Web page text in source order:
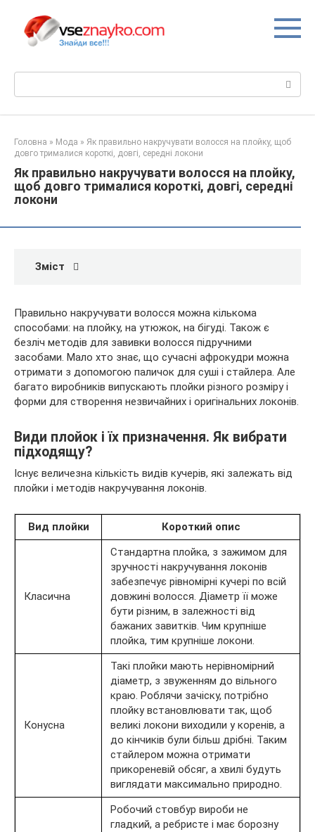
вмісту
Головна » Мода » Як правильно накручувати волосся на плойку, щоб
довго трималися короткі, довгі, середні локони
Як правильно накручувати волосся на плойку,
щоб довго трималися короткі, довгі, середні
локони
Зміст
Правильно накручувати волосся можна кількома
способами: на плойку, на утюжок, на бігуді. Також є
безліч методів для завивки волосся підручними
засобами. Мало хто знає, що сучасні афрокудри можна
отримати з допомогою паличок для суші і стайлера. Але
багато виробників випускають плойки різного розміру і
форми для створення незвичайних і оригінальних локонів.
Види плойок і їх призначення. Як вибрати
підходящу?
Існує величезна кількість видів кучерів, які залежать від
плойки і методів накручування локонів.
Вид плойки Короткий опис
Класична
Стандартна плойка, з зажимом для
зручності накручування локонів
забезпечує рівномірні кучері по всій
довжині волосся. Діаметр її може
бути різним, в залежності від
бажаних завитків. Чим крупніше
плойка, тим крупніше локони.
Конусна
Такі плойки мають нерівномірний
діаметр, з звуженням до вільного
краю. Роблячи зачіску, потрібно
плойку встановлювати так, щоб
великі локони виходили у коренів, а
до кінчиків були більш дрібні. Таким
стайлером можна отримати
прикореневій обсяг, а хвилі будуть
виглядати максимально природно.
Робочий стовбур вироби не
гладкий, а ребристе і має борозну